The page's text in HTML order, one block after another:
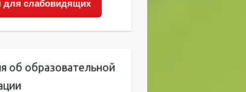
для слабовидящих
об образовательной